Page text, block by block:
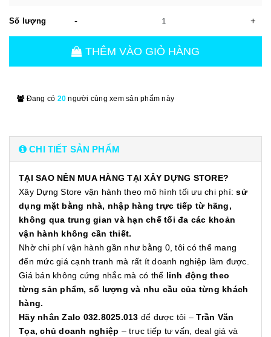
Số lượng - +
THÊM VÀO GIỎ HÀNG
Đang có 20 người cùng xem sản phẩm này
CHI TIẾT SẢN PHẨM
TẠI SAO NÊN MUA HÀNG TẠI XÂY DỰNG STORE?
Xây Dựng Store vận hành theo mô hình tối ưu chi phí:sử
dụng mặt bằng nhà, nhập hàng trực tiếp từ hãng,
không qua trung gian và hạn chế tối đa các khoản
vận hành không cần thiết.
Nhờ chi phí vận hành gần như bằng 0, tôi có thể mang
đến mức giá cạnh tranh mà rất ít doanh nghiệp làm được.
Giá bán không cứng nhắc mà có thể linh động theo
từng sản phẩm, số lượng và nhu cầu của từng khách
hàng.
Hãy nhắn Zalo 032.8025.013 để được tôi –Trần Văn
Tọa, chủ doanh nghiệp – trực tiếp tư vấn, deal giá và